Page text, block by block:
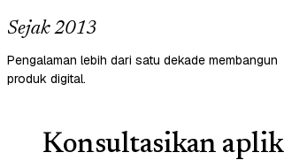
Sejak 2013
Pengalaman lebih dari satu dekade membangun
produk digital.
Konsultasikan